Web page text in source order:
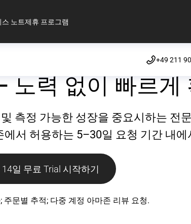
스 노트제휴 프로그램
+49 211
노력 없이 빠르게
측정 가능한 성장을 중요시하는 전
서 허용하는 5–30일 요청 기간 내에
14일 무료 Trial 시작하기
주문별 추적; 다중 계정 아마존 리뷰 요청.